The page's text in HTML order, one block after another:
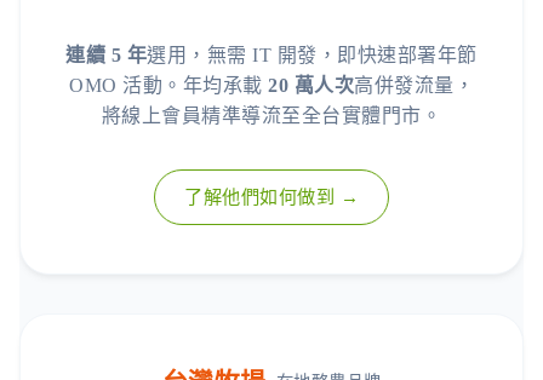
連續 5 年選用，無需 IT 開發，即快速部署年節
OMO 活動。年均承載 20 萬人次高併發流量，
將線上會員精準導流至全台實體門市。
了解他們如何做到 →